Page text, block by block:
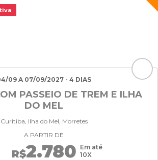
09 A 07/09/2027 - 4 DIAS
PASSEIO DE TREM E ILHA
DO MEL
Curitiba, Ilha do Mel, Morretes
A PARTIR DE
R$2.780 Em até
10X